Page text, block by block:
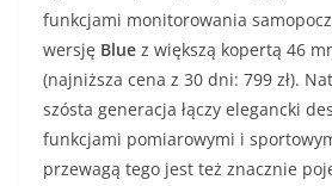
funkcjami monitorowania
wersję Blue z większą kopertą 46
(najniższa cena z 30 dni: 799 zł).
szósta generacja łączy elegancki
funkcjami pomiarowymi i
przewagą tego jest też znacznie